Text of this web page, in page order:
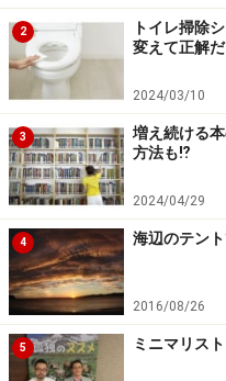
2
トイレ掃除
変えて正解
2024/03/10
3
増え続ける
方法も⁉︎
2024/04/29
4 海辺のテン
2016/08/26
5 ミニマリス